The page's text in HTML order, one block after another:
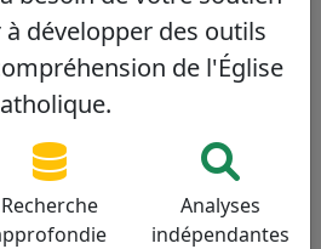
Voir le profil
32/100
développer des outils
de l'Église
Recherche
Analyses
indépendantes